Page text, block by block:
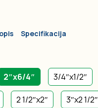
Specifikacija
2″x6/4″ 3/4″x1/2″
2 1/2″x2″ 3″x2 1/2″